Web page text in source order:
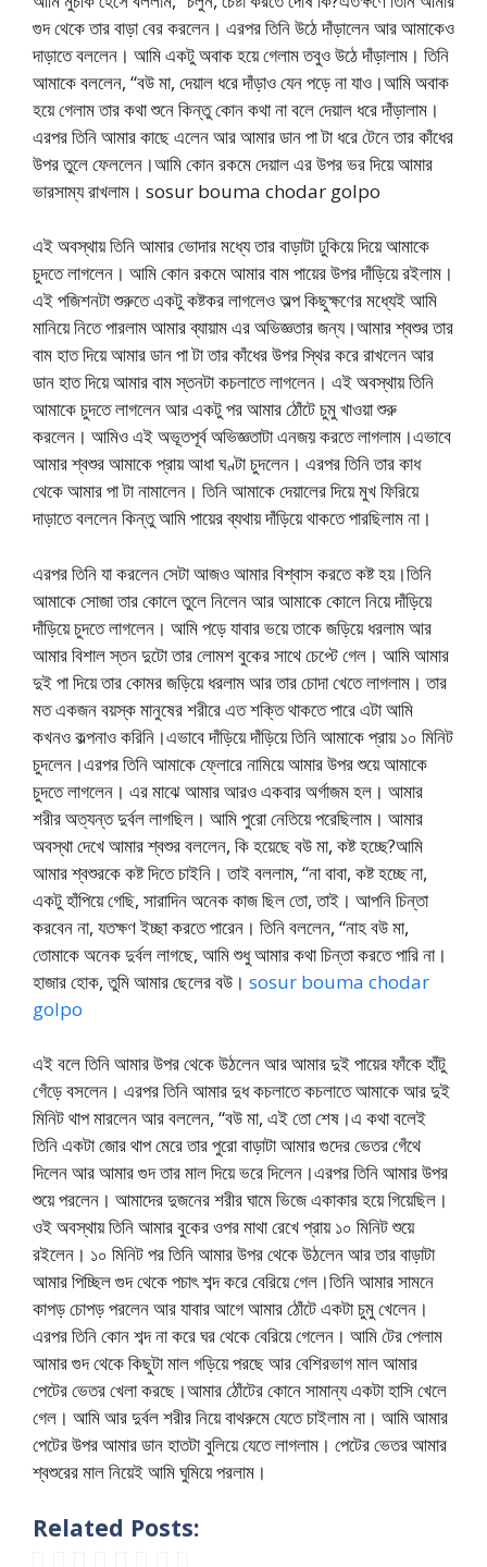
গুদ থেকে তার বাড়া বের করলেন। এরপর তিনি উঠে দাঁড়ালেন আর আমাকেও
দাড়াতে বললেন। আমি একটু অবাক হয়ে গেলাম তবুও উঠে দাঁড়ালাম। তিনি
আমাকে বললেন, “বউ মা, দেয়াল ধরে দাঁড়াও যেন পড়ে না যাও।আমি অবাক
হয়ে গেলাম তার কথা শুনে কিন্তু কোন কথা না বলে দেয়াল ধরে দাঁড়ালাম।
এরপর তিনি আমার কাছে এলেন আর আমার ডান পা টা ধরে টেনে তার কাঁধের
উপর তুলে ফেললেন।আমি কোন রকমে দেয়াল এর উপর ভর দিয়ে আমার
ভারসাম্য রাখলাম। sosur bouma chodar golpo
এই অবস্থায় তিনি আমার ভোদার মধ্যে তার বাড়াটা ঢুকিয়ে দিয়ে আমাকে
চুদতে লাগলেন। আমি কোন রকমে আমার বাম পায়ের উপর দাঁড়িয়ে রইলাম।
এই পজিশনটা শুরুতে একটু কষ্টকর লাগলেও অল্প কিছুক্ষণের মধ্যেই আমি
মানিয়ে নিতে পারলাম আমার ব্যায়াম এর অভিজ্ঞতার জন্য।আমার শ্বশুর তার
বাম হাত দিয়ে আমার ডান পা টা তার কাঁধের উপর স্থির করে রাখলেন আর
ডান হাত দিয়ে আমার বাম স্তনটা কচলাতে লাগলেন। এই অবস্থায় তিনি
আমাকে চুদতে লাগলেন আর একটু পর আমার ঠোঁটে চুমু খাওয়া শুরু
করলেন। আমিও এই অভূতপূর্ব অভিজ্ঞতাটা এনজয় করতে লাগলাম।এভাবে
আমার শ্বশুর আমাকে প্রায় আধা ঘণ্টা চুদলেন। এরপর তিনি তার কাধ
থেকে আমার পা টা নামালেন। তিনি আমাকে দেয়ালের দিয়ে মুখ ফিরিয়ে
দাড়াতে বললেন কিন্তু আমি পায়ের ব্যথায় দাঁড়িয়ে থাকতে পারছিলাম না।
এরপর তিনি যা করলেন সেটা আজও আমার বিশ্বাস করতে কষ্ট হয়।তিনি
আমাকে সোজা তার কোলে তুলে নিলেন আর আমাকে কোলে নিয়ে দাঁড়িয়ে
দাঁড়িয়ে চুদতে লাগলেন। আমি পড়ে যাবার ভয়ে তাকে জড়িয়ে ধরলাম আর
আমার বিশাল স্তন দুটো তার লোমশ বুকের সাথে চেপ্টে গেল। আমি আমার
দুই পা দিয়ে তার কোমর জড়িয়ে ধরলাম আর তার চোদা খেতে লাগলাম। তার
মত একজন বয়স্ক মানুষের শরীরে এত শক্তি থাকতে পারে এটা আমি
কখনও কল্পনাও করিনি।এভাবে দাঁড়িয়ে দাঁড়িয়ে তিনি আমাকে প্রায় ১০ মিনিট
চুদলেন।এরপর তিনি আমাকে ফ্লোরে নামিয়ে আমার উপর শুয়ে আমাকে
চুদতে লাগলেন। এর মাঝে আমার আরও একবার অর্গাজম হল। আমার
শরীর অত্যন্ত দুর্বল লাগছিল। আমি পুরো নেতিয়ে পরেছিলাম। আমার
অবস্থা দেখে আমার শ্বশুর বললেন, কি হয়েছে বউ মা, কষ্ট হচ্ছে?আমি
আমার শ্বশুরকে কষ্ট দিতে চাইনি। তাই বললাম, “না বাবা, কষ্ট হচ্ছে না,
একটু হাঁপিয়ে গেছি, সারাদিন অনেক কাজ ছিল তো, তাই। আপনি চিন্তা
করবেন না, যতক্ষণ ইচ্ছা করতে পারেন। তিনি বললেন, “নাহ বউ মা,
তোমাকে অনেক দুর্বল লাগছে, আমি শুধু আমার কথা চিন্তা করতে পারি না।
হাজার হোক, তুমি আমার ছেলের বউ। sosur bouma chodar
golpo
এই বলে তিনি আমার উপর থেকে উঠলেন আর আমার দুই পায়ের ফাঁকে হাঁটু
গেঁড়ে বসলেন। এরপর তিনি আমার দুধ কচলাতে কচলাতে আমাকে আর দুই
মিনিট থাপ মারলেন আর বললেন, “বউ মা, এই তো শেষ।এ কথা বলেই
তিনি একটা জোর থাপ মেরে তার পুরো বাড়াটা আমার গুদের ভেতর গেঁথে
দিলেন আর আমার গুদ তার মাল দিয়ে ভরে দিলেন।এরপর তিনি আমার উপর
শুয়ে পরলেন। আমাদের দুজনের শরীর ঘামে ভিজে একাকার হয়ে গিয়েছিল।
ওই অবস্থায় তিনি আমার বুকের ওপর মাথা রেখে প্রায় ১০ মিনিট শুয়ে
রইলেন। ১০ মিনিট পর তিনি আমার উপর থেকে উঠলেন আর তার বাড়াটা
আমার পিচ্ছিল গুদ থেকে পচাৎ শব্দ করে বেরিয়ে গেল।তিনি আমার সামনে
কাপড় চোপড় পরলেন আর যাবার আগে আমার ঠোঁটে একটা চুমু খেলেন।
এরপর তিনি কোন শব্দ না করে ঘর থেকে বেরিয়ে গেলেন। আমি টের পেলাম
আমার গুদ থেকে কিছুটা মাল গড়িয়ে পরছে আর বেশিরভাগ মাল আমার
পেটের ভেতর খেলা করছে।আমার ঠোঁটের কোনে সামান্য একটা হাসি খেলে
গেল। আমি আর দুর্বল শরীর নিয়ে বাথরুমে যেতে চাইলাম না। আমি আমার
পেটের উপর আমার ডান হাতটা বুলিয়ে যেতে লাগলাম। পেটের ভেতর আমার
শ্বশুরের মাল নিয়েই আমি ঘুমিয়ে পরলাম।
Related Posts: